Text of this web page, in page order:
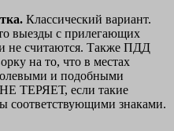
Классический вариант.
выезды с прилегающих
не считаются. Также ПДД
на то, что в местах
и подобными
ТЕРЯЕТ, если такие
соответствующими знаками.